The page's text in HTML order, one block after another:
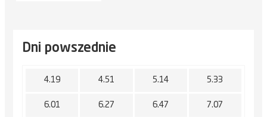
Dni powszednie
4.19 4.51 5.14 5.33
6.01 6.27 6.47 7.07